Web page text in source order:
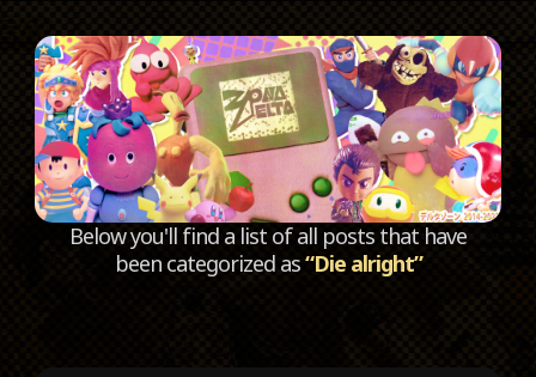
Below you'll find a list of all posts that have
been categorized as“Die alright”